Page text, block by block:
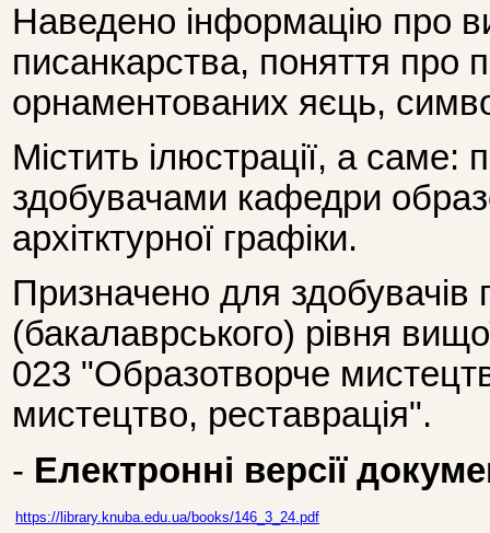
Наведено інформацію про
писанкарства, поняття про
орнаментованих яєць,
Містить ілюстрації, а саме:
здобувачами кафедри
архітктурної графіки.
Призначено для здобувачів
(бакалаврського) рівня
023 "Образотворче
мистецтво, реставрація".
- Електронні версії
https://library.knuba.edu.ua/books/146_3_24.pdf